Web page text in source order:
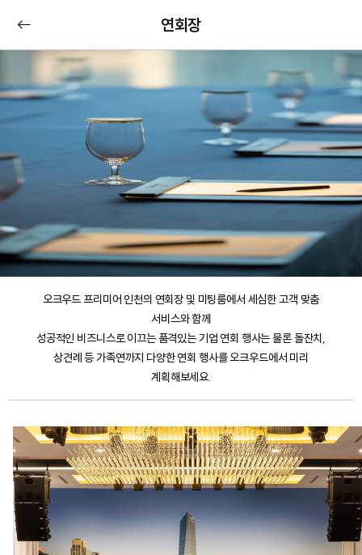
연회장
오크우드 프리미어 인천의 연회장 및 미팅룸에서 세심한 고객 맞춤
서비스와 함께
성공적인 비즈니스로 이끄는 품격있는 기업 연회 행사는 물론 돌잔치,
상견례 등 가족연까지 다양한 연회 행사를 오크우드에서 미리
계획해보세요.